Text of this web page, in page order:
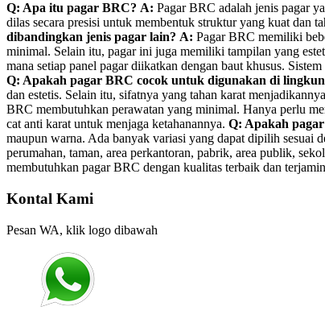
Q: Apa itu pagar BRC? A: Pagar BRC adalah jenis pagar
dilas secara presisi untuk membentuk struktur yang kuat dan
dibandingkan jenis pagar lain? A: Pagar BRC memiliki
minimal. Selain itu, pagar ini juga memiliki tampilan yang
mana setiap panel pagar diikatkan dengan baut khusus.
Q: Apakah pagar BRC cocok untuk digunakan di
dan estetis. Selain itu, sifatnya yang tahan karat
BRC membutuhkan perawatan yang minimal. Hanya perlu
cat anti karat untuk menjaga ketahanannya. Q: Apakah
maupun warna. Ada banyak variasi yang dapat dipilih sesuai
perumahan, taman, area perkantoran, pabrik, area publik,
membutuhkan pagar BRC dengan kualitas terbaik dan
Kontal Kami
Pesan WA, klik logo dibawah